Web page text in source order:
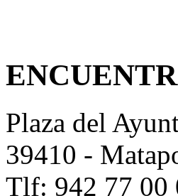
Plaza del
39410 -
Tlf: 942 77 00